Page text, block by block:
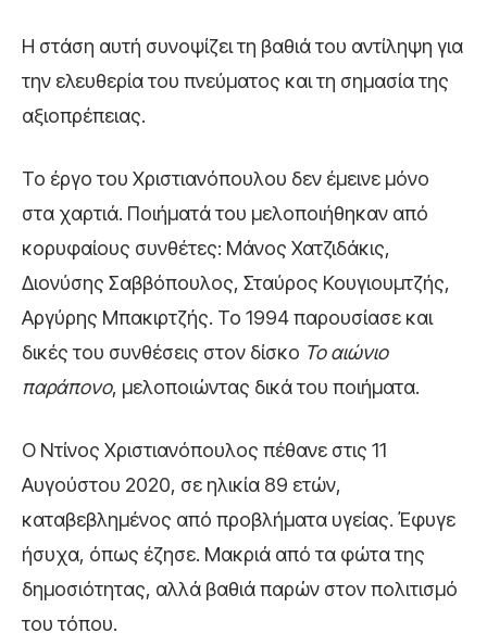
Η στάση αυτή συνοψίζει τη βαθιά του αντίληψη για
την ελευθερία του πνεύματος και τη σημασία της
αξιοπρέπειας.
Το έργο του Χριστιανόπουλου δεν έμεινε μόνο
στα χαρτιά. Ποιήματά του μελοποιήθηκαν από
κορυφαίους συνθέτες: Μάνος Χατζιδάκις,
Διονύσης Σαββόπουλος, Σταύρος Κουγιουμτζής,
Αργύρης Μπακιρτζής. Το 1994 παρουσίασε και
δικές του συνθέσεις στον δίσκο Το αιώνιο
παράπονο, μελοποιώντας δικά του ποιήματα.
Ο Ντίνος Χριστιανόπουλος πέθανε στις 11
Αυγούστου 2020, σε ηλικία 89 ετών,
καταβεβλημένος από προβλήματα υγείας. Έφυγε
ήσυχα, όπως έζησε. Μακριά από τα φώτα της
δημοσιότητας, αλλά βαθιά παρών στον πολιτισμό
του τόπου.